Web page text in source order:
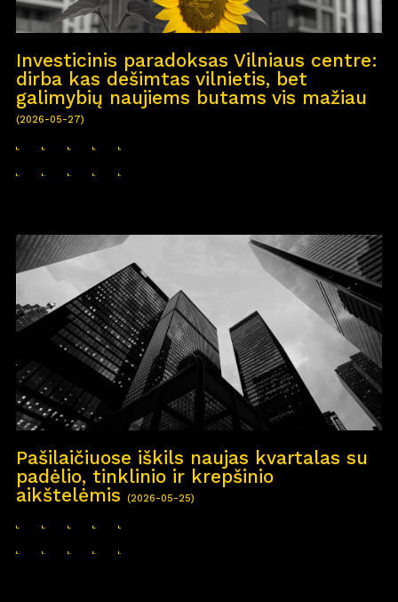
Investicinis paradoksas Vilniaus centre:
dirba kas dešimtas vilnietis, bet
galimybių naujiems butams vis mažiau
(2026-05-27)
Pašilaičiuose iškils naujas kvartalas su
padėlio, tinklinio ir krepšinio
aikštelėmis
(2026-05-25)